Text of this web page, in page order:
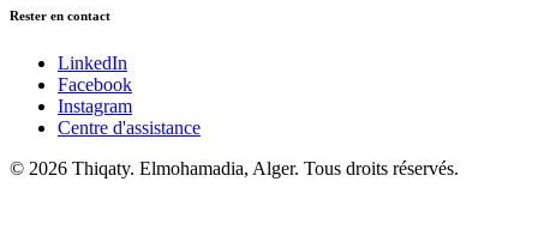
Rester en contact
LinkedIn
Facebook
Instagram
Centre d'assistance
© 2026 Thiqaty. Elmohamadia, Alger. Tous droits réservés.